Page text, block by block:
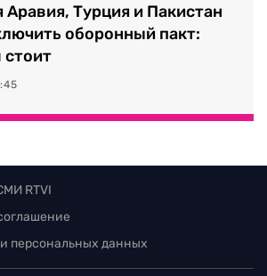
Аравия, Турция и Пакистан
оборонный пакт:
стоит
RTVI
персональных данных